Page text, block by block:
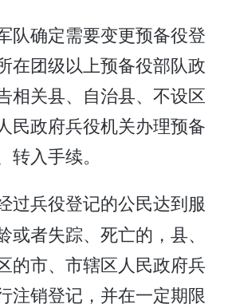
队确定需要变更预备役登
在团级以上预备役部队政
相关县、自治县、不设区
民政府兵役机关办理预备
入手续。
过兵役登记的公民达到服
或者失踪、死亡的，县、
的市、市辖区人民政府兵
注销登记，并在一定期限